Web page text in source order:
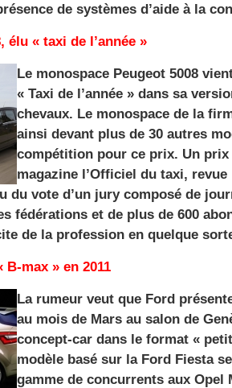
de systèmes d’aide à la
élu « taxi de l’année »
Le monospace Peugeot 5008
« Taxi de l’année » dans sa
chevaux. Le monospace de la
ainsi devant plus de 30 autres
compétition pour ce prix. Un
magazine l’Officiel du taxi,
du vote d’un jury composé de
fédérations et de plus de 600
de la profession en quelque
B-max » en 2011
La rumeur veut que Ford
au mois de Mars au salon de
concept-car dans le format «
modèle basé sur la Ford Fiesta
gamme de concurrents aux Opel